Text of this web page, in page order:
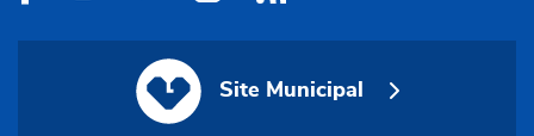
Site Municipal